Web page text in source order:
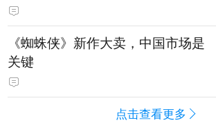
《蜘蛛侠》新作大卖，中国市场是
关键
点击查看更多